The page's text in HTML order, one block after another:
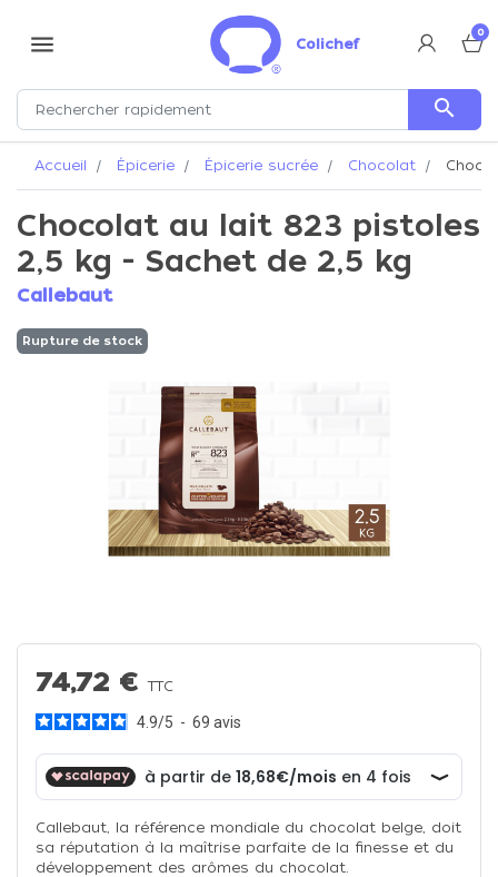
menu Colichef
0
search
Accueil Épicerie Épicerie sucrée Chocolat
Chocolat au lait 823 pistoles
2,5 kg - Sachet de 2,5 kg
Callebaut
Rupture de stock
74,72 €TTC
4.9/5 - 69 avis
Callebaut, la référence mondiale du chocolat belge, doit
sa réputation à la maîtrise parfaite de la finesse et du
développement des arômes du chocolat.